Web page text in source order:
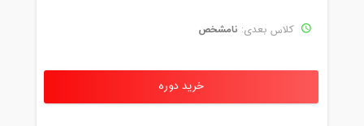
کلاس بعدی: نامشخص
خرید دوره